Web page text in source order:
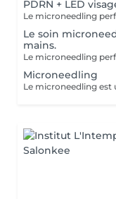
PDRN + LED
Le soin
mains.
Microneedling